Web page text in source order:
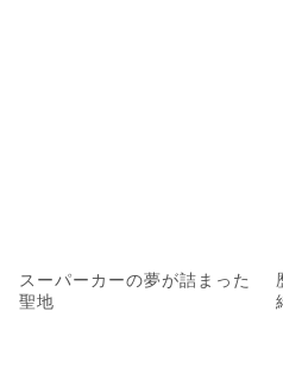
スーパーカーの夢が詰まった
聖地